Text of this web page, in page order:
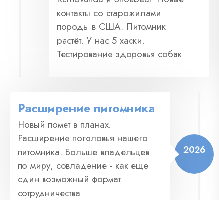
контакты со старожилами
породы в США. Питомник
растёт. У нас 5 хаски.
Тестирование здоровья собак
2026
Расширение питомника
Новый помет в планах.
Расширение поголовья нашего
питомника. Больше владельцев
по миру, совладение - как еще
один возможный формат
сотрудничества